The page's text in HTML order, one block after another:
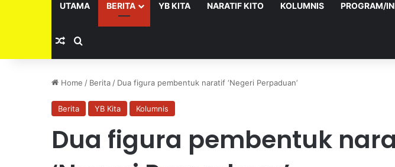
UTAMA BERITA YB KITA NARATIF KITO KOLUMNIS PROGRAM/
Random Article
Home / Berita / Dua figura pembentuk naratif ‘Negeri Perpaduan’
Berita YB Kita Kolumnis
Dua figura pembentuk